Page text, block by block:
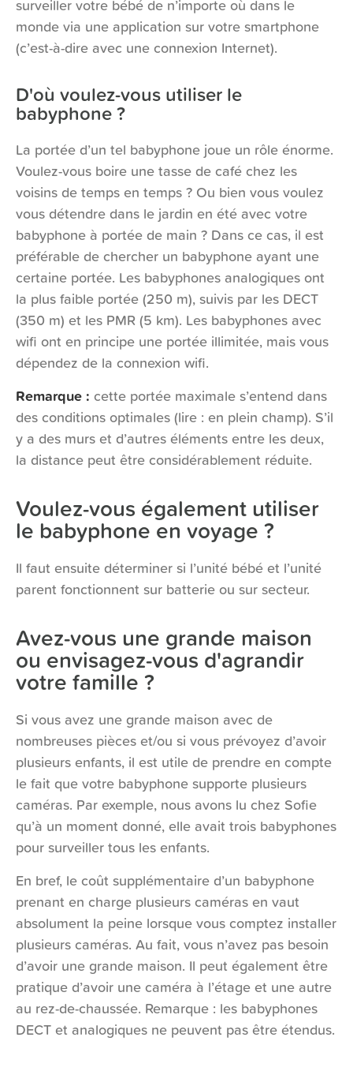
surveiller votre bébé de n’importe où dans le
monde via une application sur votre smartphone
(c’est-à-dire avec une connexion Internet).
D'où voulez-vous utiliser le
babyphone ?
La portée d’un tel babyphone joue un rôle énorme.
Voulez-vous boire une tasse de café chez les
voisins de temps en temps ? Ou bien vous voulez
vous détendre dans le jardin en été avec votre
babyphone à portée de main ? Dans ce cas, il est
préférable de chercher un babyphone ayant une
certaine portée. Les babyphones analogiques ont
la plus faible portée (250 m), suivis par les DECT
(350 m) et les PMR (5 km). Les babyphones avec
wifi ont en principe une portée illimitée, mais vous
dépendez de la connexion wifi.
Remarque : cette portée maximale s’entend dans
des conditions optimales (lire : en plein champ). S’il
y a des murs et d’autres éléments entre les deux,
la distance peut être considérablement réduite.
Voulez-vous également utiliser
le babyphone en voyage ?
Il faut ensuite déterminer si l’unité bébé et l’unité
parent fonctionnent sur batterie ou sur secteur.
Avez-vous une grande maison
ou envisagez-vous d'agrandir
votre famille ?
Si vous avez une grande maison avec de
nombreuses pièces et/ou si vous prévoyez d’avoir
plusieurs enfants, il est utile de prendre en compte
le fait que votre babyphone supporte plusieurs
caméras. Par exemple, nous avons lu chez Sofie
qu’à un moment donné, elle avait trois babyphones
pour surveiller tous les enfants.
En bref, le coût supplémentaire d’un babyphone
prenant en charge plusieurs caméras en vaut
absolument la peine lorsque vous comptez installer
plusieurs caméras. Au fait, vous n’avez pas besoin
d’avoir une grande maison. Il peut également être
pratique d’avoir une caméra à l’étage et une autre
au rez-de-chaussée. Remarque : les babyphones
DECT et analogiques ne peuvent pas être étendus.